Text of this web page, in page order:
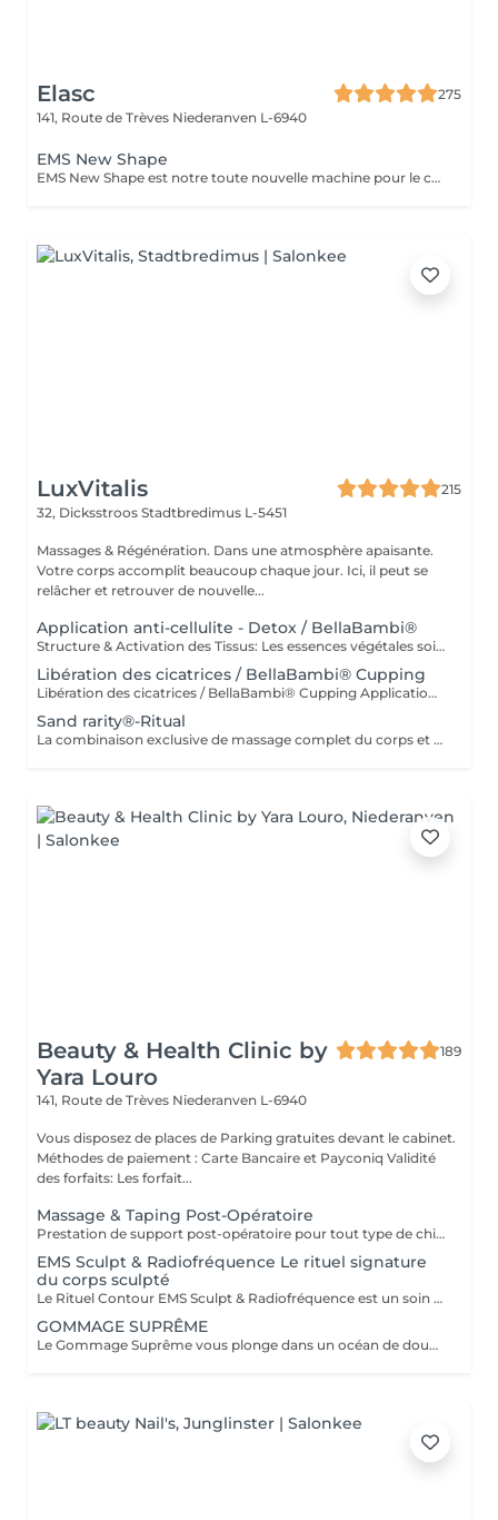
Elasc
275
141, Route de Trèves Niederanven L-6940
EMS New Shape
EMS New Shape est notre toute nouvelle machine pour le corps. Elle permet d'éliminer les graisses (même viscérales) et de stimuler les muscles les plus profonds, inatteignables même en faisant du sport, et ce, sans aucune courbature ! Le principe est le suivant : des ondes électromagnétiques provoquant des micro-stimulations musculaires très intenses. Ce soin est non-invasif et indolore ! Cette technologie s'adresse à n'importe qui souhaitant améliorer sa silhouette : le ou la sportif(ve) qui stagne et souhaite augmenter ses performances physiques ou encore celui ou celle qui veut développer sa masse musculaire et perdre des graisses locales. L'essayer, c'est l'adopter ! N'hésitez pas à nous contacter pour tout autre renseignement.
LuxVitalis
215
32, Dicksstroos Stadtbredimus L-5451
Massages & Régénération. Dans une atmosphère apaisante.
Votre corps accomplit beaucoup chaque jour. Ici, il peut se
relâcher et retrouver de nouvelle...
Application anti-cellulite - Detox / BellaBambi®
Structure & Activation des Tissus: Les essences végétales soigneusement sélectionnées de Retterspitz® stimulent la circulation et améliorent le métabolisme des couches profondes de la peau. Les ventouses de massage BellaBambi® ciblent les dépôts cellulitiques et favorisent le drainage des liquides tissulaires. L'activité métabolique accrue peut avoir un effet positif sur le métabolisme des graisses et aider à éliminer la rétention d'eau et les toxines accumulées. Les zones traitées comprennent les hanches, les jambes, l'abdomen ou les bras, selon accord. Des rougeurs légères et temporaires peuvent apparaître, mais disparaissent naturellement après un court laps de temps.
Libération des cicatrices / BellaBambi® Cupping
Libération des cicatrices / BellaBambi® Cupping Application ciblée pour la mobilisation et la régulation du tissu cicatriciel à l'aide de la technique de cupping BellaBambi®. Grâce à des impulsions de dépression douces et précises, les tissus autour de la cicatrice sont activés. Les adhérences peuvent être relâchées et la circulation sanguine améliorée. Le traitement favorise l'élasticité des tissus et peut réduire les sensations de tension ainsi que les limitations de mouvement. Particulièrement adapté après des opérations, des blessures ou en cas de tissu cicatriciel durci. Pour plus de mobilité, de liberté tissulaire et une sensation corporelle visiblement harmonisée.
Sand rarity®-Ritual
La combinaison exclusive de massage complet du corps et de soin du visage de la série de soins Sand rarity® transforme vos soins de la peau en une expérience de bien-être luxueuse.
Beauty & Health Clinic by
Yara Louro
189
141, Route de Trèves Niederanven L-6940
Vous disposez de places de Parking gratuites devant le cabinet.
Méthodes de paiement : Carte Bancaire et Payconiq Validité
des forfaits: Les forfait...
Massage & Taping Post-Opératoire
Prestation de support post-opératoire pour tout type de chirurgie plastique. La prestation inclut le drainage lymphatique spécifique au post-opératoire immédiatement après la chirurgie, ainsi que l'application de bandes de taping si/quand nécessaire.
EMS Sculpt & Radiofréquence Le rituel signature
du corps sculpté
Le Rituel Contour EMS Sculpt & Radiofréquence est un soin non invasif haut de gamme qui redéfinit la silhouette en associant tonification musculaire profonde et raffermissement cutané. Grâce à la synergie de l'EMS et de la radiofréquence, il agit simultanément sur les muscles, les graisses localisées et la qualité de la peau pour un résultat visible et harmonieux. Résultats visibles Silhouette sculptée et tonifiée grâce aux contractions musculaires intenses de l'EMS Peau plus ferme et lissée par la stimulation du collagène via la radiofréquence Équivalent à 20 000 abdominaux en 30 minutes Réduction des graisses localisées et amélioration de l'aspect de la cellulite Contours du corps redessinés avec une meilleure définition musculaire Une expérience premium Le soin débute par un massage préparatoire, suivi d'un protocole technologique combinant chaleur ciblée et stimulation musculaire profonde. Une expérience confortable, efficace et résolument moderne. Zones ciblées: Abdomen · Fesses · Cuisses · Bras · Mollets
GOMMAGE SUPRÊME
Le Gommage Suprême vous plonge dans un océan de douceur pour une peau sublimée. Le massage relaxant effectué après le gommage vous donnera la sensation d'évasion suprême. Le résultat sera une recharge profonde avec votre corps et votre mental libéré de toutes les pollutions accumulées au fil des jours.